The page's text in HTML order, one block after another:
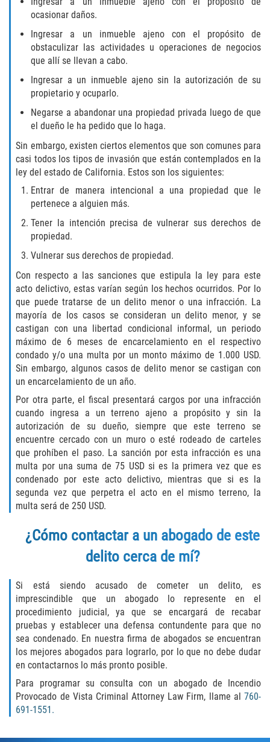
DUI with Drugs
Firearm Crimes
Auto Insurance Fraud
Check Fraud
Credit Card Fraud
Health Care Fraud
Welfare Fraud
Unemployment Insurance Fraud
Workers Comp Fraud
Other Crimes
Damaging Phone Lines
Post Conviction Matters
Petition to Vacate Murder Conviction
Record Expungement
Sex Crimes
Indecent Exposure
Prostitution and Solicitation
Rape
Sexual Battery
Statutory Rape
Lewd Acts on a Child
Lewd Conduct in Public
Auto Burglary
ocasionar daños.
Ingresar a un inmueble ajeno con el propósito de
obstaculizar las actividades u operaciones de negocios
que allí se llevan a cabo.
Ingresar a un inmueble ajeno sin la autorización de su
propietario y ocuparlo.
Negarse a abandonar una propiedad privada luego de que
el dueño le ha pedido que lo haga.
Sin embargo, existen ciertos elementos que son comunes para
casi todos los tipos de invasión que están contemplados en la
ley del estado de California. Estos son los siguientes:
Entrar de manera intencional a una propiedad que le
pertenece a alguien más.
Tener la intención precisa de vulnerar sus derechos de
propiedad.
Vulnerar sus derechos de propiedad.
Con respecto a las sanciones que estipula la ley para este
acto delictivo, estas varían según los hechos ocurridos. Por lo
que puede tratarse de un delito menor o una infracción. La
mayoría de los casos se consideran un delito menor, y se
castigan con una libertad condicional informal, un periodo
máximo de 6 meses de encarcelamiento en el respectivo
condado y/o una multa por un monto máximo de 1.000 USD.
Sin embargo, algunos casos de delito menor se castigan con
un encarcelamiento de un año.
Por otra parte, el fiscal presentará cargos por una infracción
cuando ingresa a un terreno ajeno a propósito y sin la
autorización de su dueño, siempre que este terreno se
encuentre cercado con un muro o esté rodeado de carteles
que prohíben el paso. La sanción por esta infracción es una
multa por una suma de 75 USD si es la primera vez que es
condenado por este acto delictivo, mientras que si es la
segunda vez que perpetra el acto en el mismo terreno, la
multa será de 250 USD.
¿Cómo contactar a un abogado de este
delito cerca de mí?
Si está siendo acusado de cometer un delito, es
imprescindible que un abogado lo represente en el
procedimiento judicial, ya que se encargará de recabar
pruebas y establecer una defensa contundente para que no
sea condenado. En nuestra firma de abogados se encuentran
los mejores abogados para lograrlo, por lo que no debe dudar
en contactarnos lo más pronto posible.
Para programar su consulta con un abogado de Incendio
Provocado de Vista Criminal Attorney Law Firm, llame al 760-
691-1551.